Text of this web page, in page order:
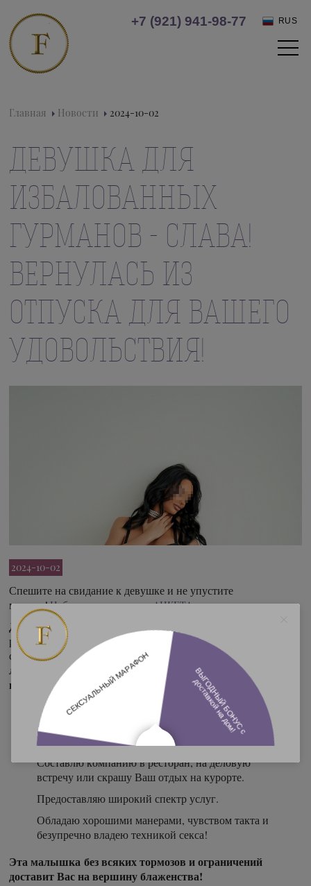
+7 (921) 941-98-77 RUS
Главная Новости 2024-10-02
ДЕВУШКА ДЛЯ
ИЗБАЛОВАННЫХ
ГУРМАНОВ - СЛАВА!
ВЕРНУЛАСЬ ИЗ
ОТПУСКА ДЛЯ ВАШЕГО
УДОВОЛЬСТВИЯ!
2024-10-02
Спешите на свидание к девушке и не упустите
момент!Небольшое превью ее АНКЕТА:
Девушка для избалованных гурманов
развратная красотка! Изящная и женственная, с шикарным
стройным телом и своим
«секретным способом» оральных
ласк..
Свежая и неистовая кровь для настоящих
ценителей секса!
Я научу тебя использовать язык как кисточку, по
буквам выписывая все слова "богемской
рапсодии" на моём клиторе...
Составлю компанию в ресторан, на деловую
встречу или скрашу Ваш отдых на курорте.
Предоставляю широкий спектр услуг.
Обладаю хорошими манерами, чувством такта и
безупречно владею техникой секса!
Эта малышка без всяких тормозов и ограничений
доставит Вас на вершину блаженства!